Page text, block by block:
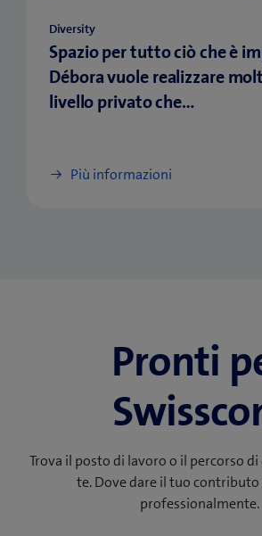
Diversity
Spazio per tutto ciò che è
Débora vuole realizzare
livello privato che…
Più informazioni
Pronti
Trova il posto di lavoro o il percorso
te. Dove dare il tuo contributo
professionalmente.